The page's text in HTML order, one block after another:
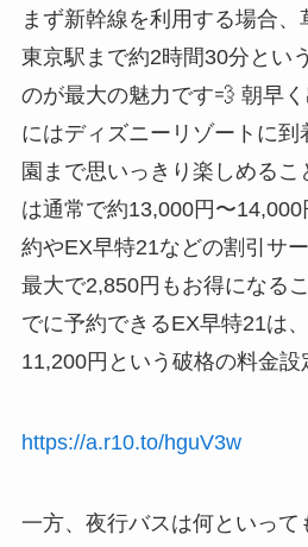
まず新幹線を利用する場合、
東京駅まで約2時間30分とい
のが最大の魅力です💨 朝早
にはディズニーリゾートに到
園まで思いっきり楽しめる
は通常で約13,000円〜
約やEX早特21などの割引サ
最大で2,850円もお得になる
でに予約できるEX早特21は
11,200円という破格の料金設
https://a.r10.to/hguV3w
一方、夜行バスは何といって